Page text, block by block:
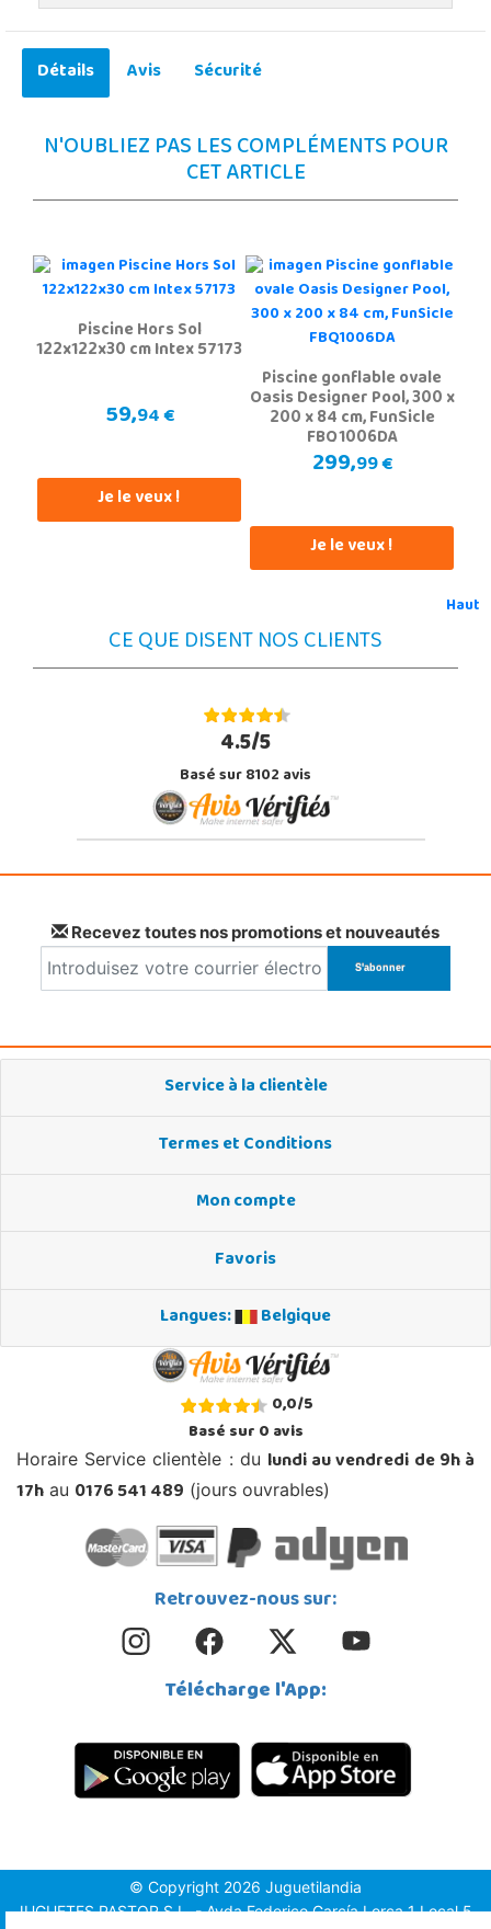
Détails Avis Sécurité
N'OUBLIEZ PAS LES COMPLÉMENTS POUR
CET ARTICLE
Piscine Hors Sol
122x122x30 cm Intex 57173
59,94 €
Je le veux !
Piscine gonflable ovale
Oasis Designer Pool, 300 x
200 x 84 cm, FunSicle
FBQ1006DA
299,99 €
Je le veux !
Haut
CE QUE DISENT NOS CLIENTS
4.5/5
Basé sur 8102 avis
Recevez toutes nos promotions et nouveautés
Service à la clientèle
Termes et Conditions
Mon compte
Favoris
Langues:
Belgique
0,0/5
Basé sur0avis
Horaire Service clientèle : du lundi au vendredi de 9h à
17h au 0176 541 489 (jours ouvrables)
Retrouvez-nous sur:
Télécharge l'App:
© Copyright 2026 Juguetilandia
JUGUETES PASTOR S.L. - Avda.Federico García Lorca 1 Local 5,